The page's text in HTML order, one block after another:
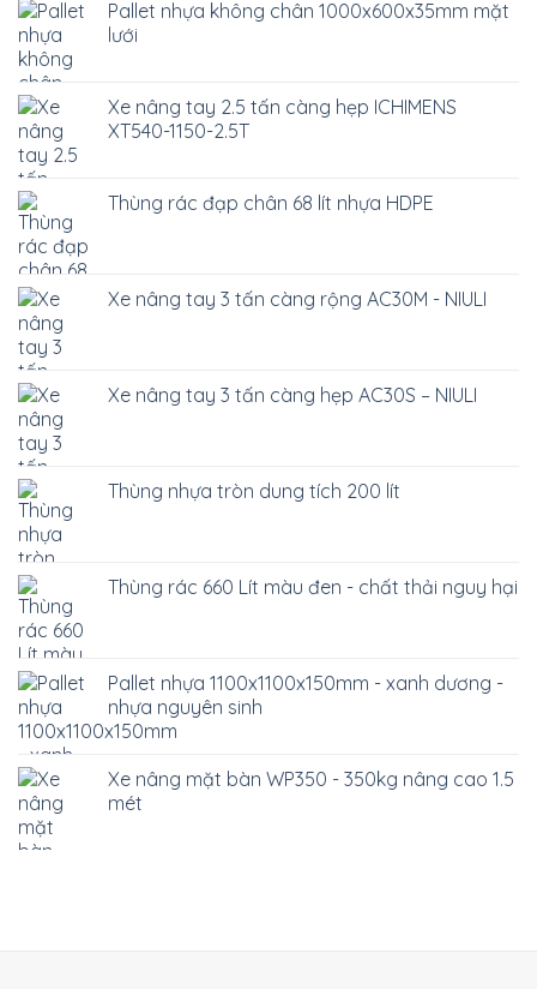
Pallet nhựa không chân 1000x600x35mm mặt
lưới
Xe nâng tay 2.5 tấn càng hẹp ICHIMENS
XT540-1150-2.5T
Thùng rác đạp chân 68 lít nhựa HDPE
Xe nâng tay 3 tấn càng rộng AC30M - NIULI
Xe nâng tay 3 tấn càng hẹp AC30S – NIULI
Thùng nhựa tròn dung tích 200 lít
Thùng rác 660 Lít màu đen - chất thải nguy hại
Pallet nhựa 1100x1100x150mm - xanh dương -
nhựa nguyên sinh
Xe nâng mặt bàn WP350 - 350kg nâng cao 1.5
mét